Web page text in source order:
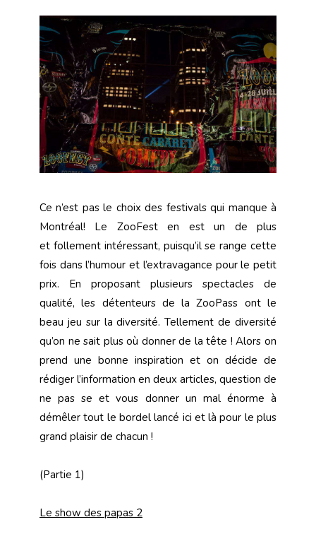
Ce n’est pas le choix des festivals qui manque à
Montréal! Le ZooFest en est un de plus
et follement intéressant, puisqu’il se range cette
fois dans l’humour et l’extravagance pour le petit
prix. En proposant plusieurs spectacles de
qualité, les détenteurs de la ZooPass ont le
beau jeu sur la diversité. Tellement de diversité
qu’on ne sait plus où donner de la tête ! Alors on
prend une bonne inspiration et on décide de
rédiger l’information en deux articles, question de
ne pas se et vous donner un mal énorme à
démêler tout le bordel lancé ici et là pour le plus
grand plaisir de chacun !
(Partie 1)
Le show des papas 2